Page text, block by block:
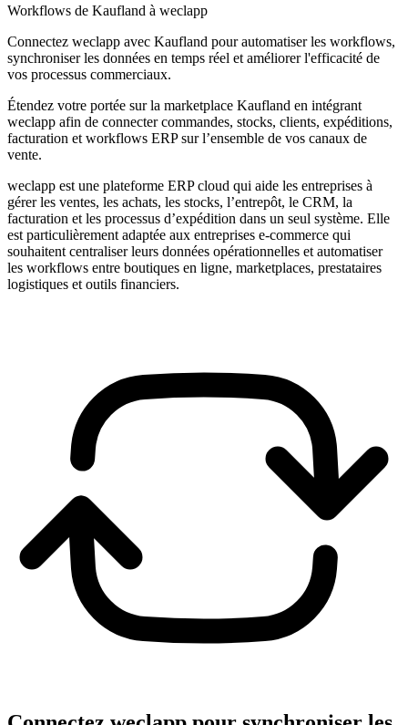
Workflows de Kaufland à weclapp
Connectez weclapp avec Kaufland pour automatiser les workflows,
synchroniser les données en temps réel et améliorer l'efficacité de
vos processus commerciaux.
Étendez votre portée sur la marketplace Kaufland en intégrant
weclapp afin de connecter commandes, stocks, clients, expéditions,
facturation et workflows ERP sur l’ensemble de vos canaux de
vente.
weclapp est une plateforme ERP cloud qui aide les entreprises à
gérer les ventes, les achats, les stocks, l’entrepôt, le CRM, la
facturation et les processus d’expédition dans un seul système. Elle
est particulièrement adaptée aux entreprises e-commerce qui
souhaitent centraliser leurs données opérationnelles et automatiser
les workflows entre boutiques en ligne, marketplaces, prestataires
logistiques et outils financiers.